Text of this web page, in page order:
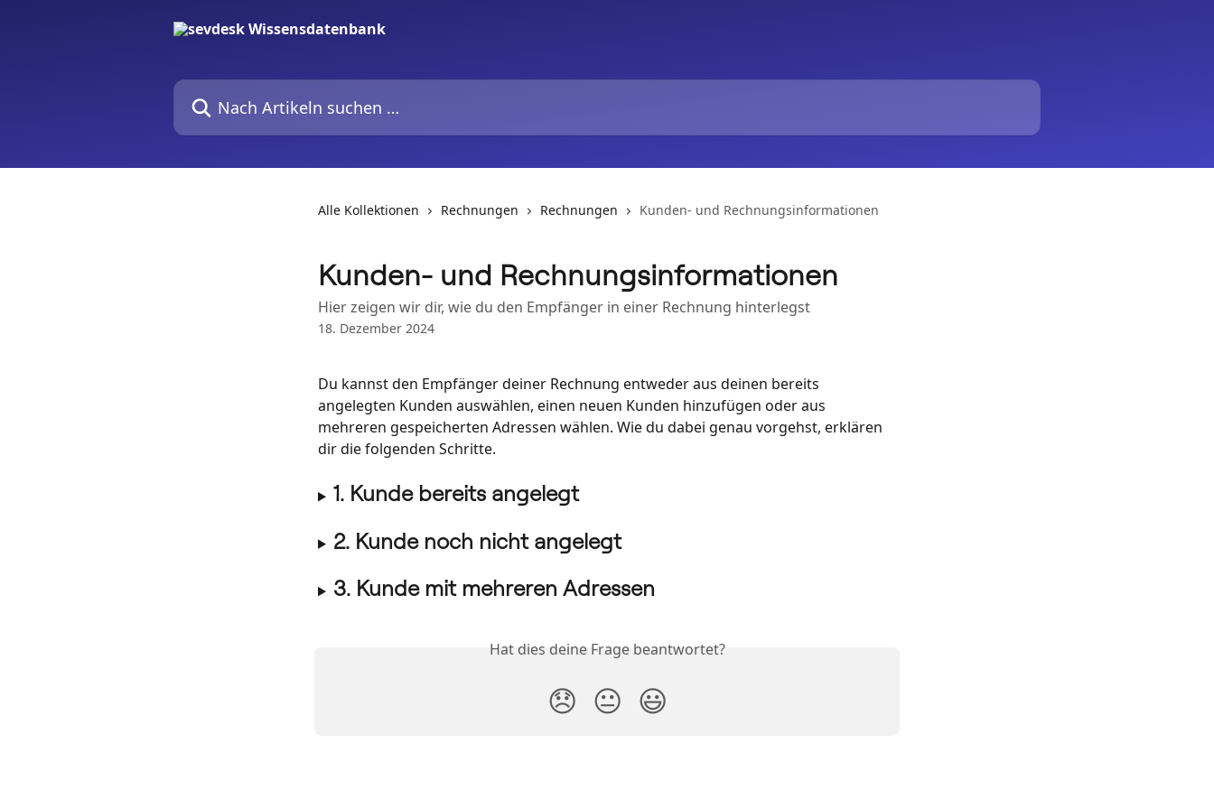
Nach Artikeln suchen …
Alle Kollektionen Rechnungen Rechnungen Kunden- und Rechnungsinformationen
Kunden- und Rechnungsinformationen
Hier zeigen wir dir, wie du den Empfänger in einer Rechnung hinterlegst
18. Dezember 2024
Du kannst den Empfänger deiner Rechnung entweder aus deinen bereits
angelegten Kunden auswählen, einen neuen Kunden hinzufügen oder aus
mehreren gespeicherten Adressen wählen. Wie du dabei genau vorgehst, erklären
dir die folgenden Schritte.
1. Kunde bereits angelegt
2. Kunde noch nicht angelegt
3. Kunde mit mehreren Adressen
Hat dies deine Frage beantwortet?
😞 😐 😃